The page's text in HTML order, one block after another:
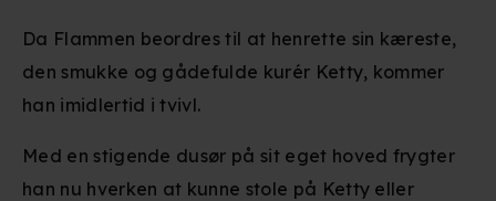
Da Flammen beordres til at henrette sin kæreste,
den smukke og gådefulde kurér Ketty, kommer
han imidlertid i tvivl.
Med en stigende dusør på sit eget hoved frygter
han nu hverken at kunne stole på Ketty eller